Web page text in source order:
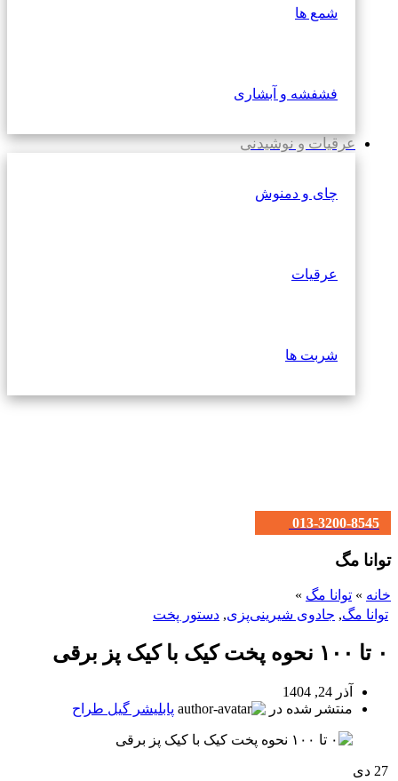
شمع ها
فشفشه و آبشاری
عرقیات و نوشیدنی
چای و دمنوش
عرقیات
شربت ها
013-3200-8545
توانا مگ
خانه » توانا مگ »
توانا مگ, جادوی شیرینی‌پزی, دستور پخت
۰ تا ۱۰۰ نحوه پخت کیک با کیک پز برقی
آذر 24, 1404
منتشر شده در
پابلیشر گیل طراح
27 دی